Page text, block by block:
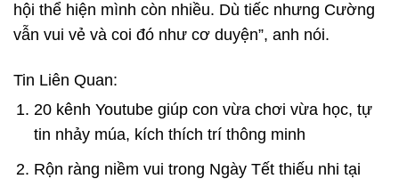
hội thể hiện mình còn nhiều. Dù tiếc nhưng Cường
vẫn vui vẻ và coi đó như cơ duyện”, anh nói.
Tin Liên Quan:
20 kênh Youtube giúp con vừa chơi vừa học, tự
tin nhảy múa, kích thích trí thông minh
Rộn ràng niềm vui trong Ngày Tết thiếu nhi tại